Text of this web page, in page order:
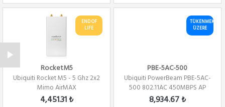
END OF
LIFE
RocketM5
Ubiquiti Rocket M5 - 5 Ghz 2x2
Mimo AirMAX
4,451.31 ₺
TÜKENMEK
ÜZERE
PBE-5AC-500
Ubiquiti PowerBeam PBE-5AC-
500 802.11AC 450MBPS AP
8,934.67 ₺